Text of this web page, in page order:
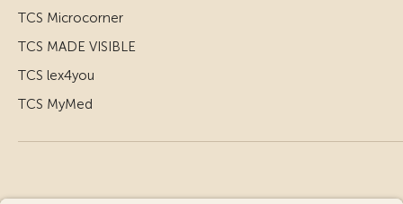
TCS Microcorner
TCS MADE VISIBLE
TCS lex4you
TCS MyMed